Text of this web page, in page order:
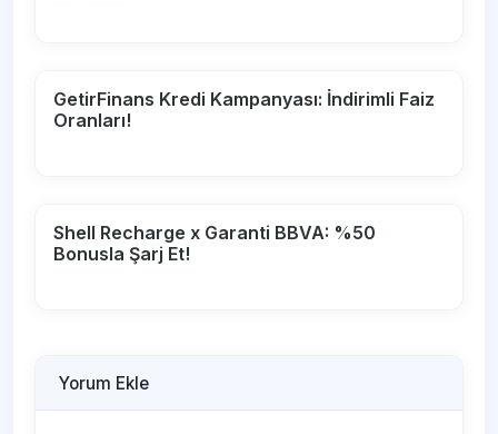
GetirFinans Kredi Kampanyası: İndirimli Faiz
Oranları!
Shell Recharge x Garanti BBVA: %50
Bonusla Şarj Et!
Yorum Ekle